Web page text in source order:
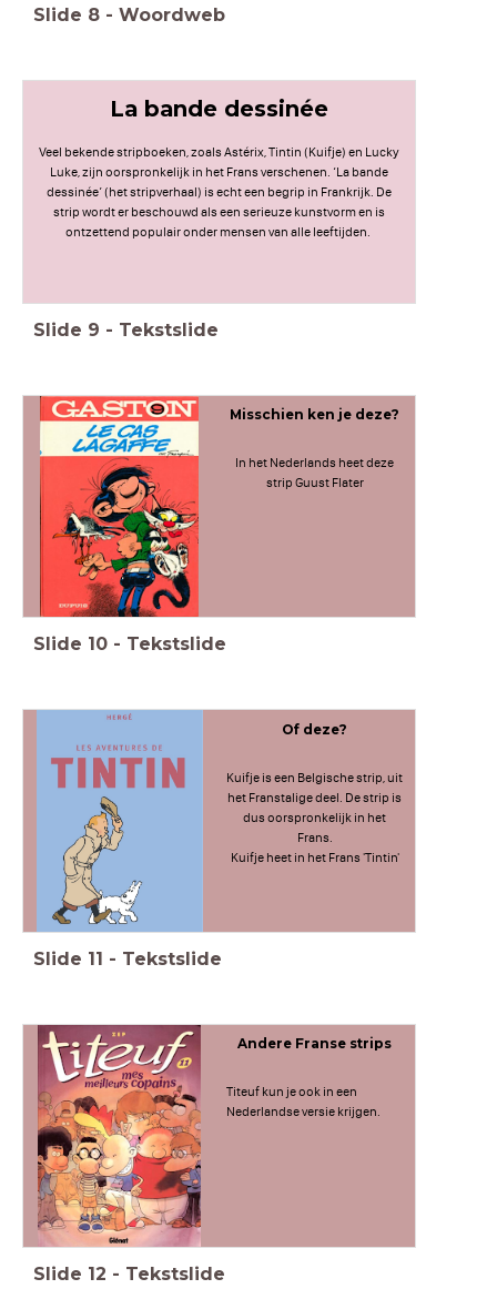
Slide 8 - Woordweb
La bande dessinée
Veel bekende stripboeken, zoals Astérix, Tintin (Kuifje) en Lucky
Luke, zijn oorspronkelijk in het Frans verschenen. ‘La bande
dessinée’ (het stripverhaal) is echt een begrip in Frankrijk. De
strip wordt er beschouwd als een serieuze kunstvorm en is
ontzettend populair onder mensen van alle leeftijden.
Slide 9 - Tekstslide
Misschien ken je deze?
In het Nederlands heet deze
strip Guust Flater
Slide 10 - Tekstslide
Of deze?
Kuifje is een Belgische strip, uit
het Franstalige deel. De strip is
dus oorspronkelijk in het
Frans.
Kuifje heet in het Frans 'Tintin'
Slide 11 - Tekstslide
Andere Franse strips
Titeuf kun je ook in een
Nederlandse versie krijgen.
Slide 12 - Tekstslide